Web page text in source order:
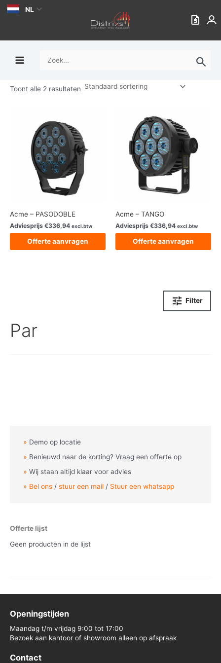
Ga
inhoud
NL
Zoek
Demo op locatie
Benieuwd naar de korting? Vraag een offerte op
Wij staan altijd klaar voor advies
Bel ons /stuur een mail / Stuur een whatsapp
Offerte lijst
Geen producten in de lijst
Filter
Par
Toont alle 2 resultaten
Acme – PASODOBLE
Adviesprijs €336,94 excl.btw
Offerte aanvragen
Acme – TANGO
Adviesprijs €336,94 excl.btw
Offerte aanvragen
Openingstijden
Maandag t/m vrijdag 9:00 tot 17:00
Bezoek aan kantoor of showroom alleen op afspraak
Contact